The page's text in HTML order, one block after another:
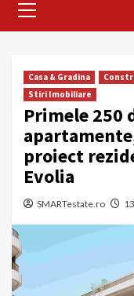
Menu
Casa & Gradina
Stiri Imobiliare
Primele 250
proiect
Evolia
SMARTestate.ro